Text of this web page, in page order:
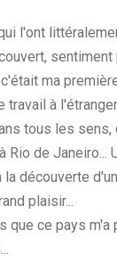
l'ont
ma
à l'étranger.
tous les sens,
Rio de Janeiro...
découverte
plaisir...
que ce pays m'a